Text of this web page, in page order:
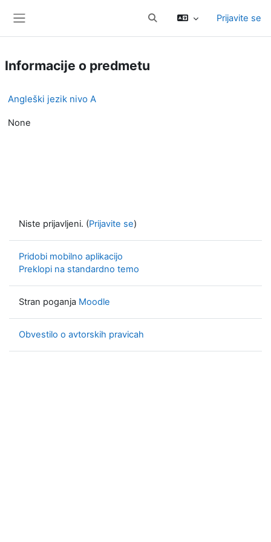
Preklopi iskalni vnosPrijavite se
Informacije o predmetu
Angleški jezik nivo A
None
Niste prijavljeni. (Prijavite se)
Pridobi mobilno aplikacijo
Preklopi na standardno temo
Stran poganja Moodle
Obvestilo o avtorskih pravicah